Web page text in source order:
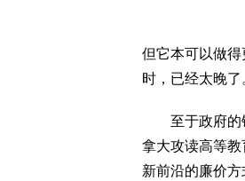
但它本可以做
时，已经太晚了
至于政府的错
拿大攻读高等
新前沿的廉价